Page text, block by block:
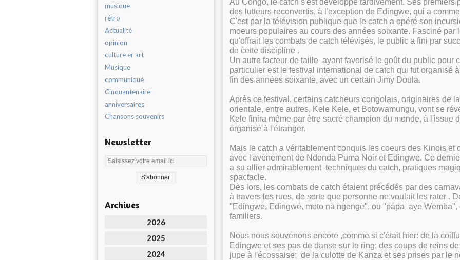
musique
rétro
Actualité
opinion
culture er art
Musique
communiqué
Cinquantenaire
anniversaires
Chansons souvenirs
Newsletter
Archives
2026
2025
2024
Au Congo, le catch s'est développé tardivement. Ses premiers
des lutteurs reconvertis, à l'exception de Edingwe, qui a
C'est par la télévision publique que le catch a opéré son
moeurs populaires au cours des années soixante. Fasciné par
qu'offrait les combats de catch télévisés, le public a fini par
de cette discipline .
Un autre facteur de taille ayant favorisé le goût du public pour
particulier est le festival international de catch qui fut organisé
fin des années soixante, avec un certain Jimy Doula.
Après ce festival, certains catcheurs congolais, originaires de
orientale, entre autres, Kele Kele, et Botowamungu, vont se
Kele finira même par être sacré champion du monde, à l'issue
organisé à l'étranger.
Mais le catch a véritablement conquis les coeurs des Kinois et
avec l'avènement de Ndonda Puma Noir et Edingwe. Ce
a su allier admirablement techniques du catch, pratiques
spactacle.
Dès lors, les combats de catch étaient précédés par des
à travers les rues, de sorte que personne ne voulait les rater .
"Edingwe, Edingwe, moto na ngenge", ou "papa aye Wemba",
familiers.
Nous nous souvenons encore ,comme si c'était hier: de la
Edingwe et ses pas de danse sur le ring; des coups de reins
jupe à l'écossaise; de la culotte de Kanza et ses prises par le